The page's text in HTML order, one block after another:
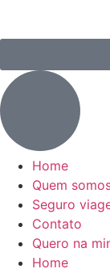
Home
Quem
Seguro
Contato
Quero na
Home